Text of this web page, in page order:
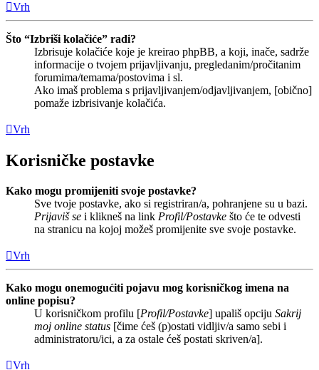
Vrh
Što “Izbriši kolačiće” radi?
Izbrisuje kolačiće koje je kreirao phpBB, a koji, inače, sadrže
informacije o tvojem prijavljivanju, pregledanim/pročitanim
forumima/temama/postovima i sl.
Ako imaš problema s prijavljivanjem/odjavljivanjem, [obično]
pomaže izbrisivanje kolačića.
Vrh
Korisničke postavke
Kako mogu promijeniti svoje postavke?
Sve tvoje postavke, ako si registriran/a, pohranjene su u bazi.
Prijaviš se i klikneš na link Profil/Postavke što će te odvesti
na stranicu na kojoj možeš promijenite sve svoje postavke.
Vrh
Kako mogu onemogućiti pojavu mog korisničkog imena na
online popisu?
U korisničkom profilu [Profil/Postavke] upališ opciju Sakrij
moj online status [čime ćeš (p)ostati vidljiv/a samo sebi i
administratoru/ici, a za ostale ćeš postati skriven/a].
Vrh